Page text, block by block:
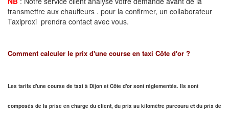
transmettre aux chauffeurs . pour la confirmer, un collaborateur
Taxiproxi prendra contact avec vous.
Comment calculer le prix d'une course en taxi Côte d'or ?
Les tarifs d'une course de taxi à Dijon et Côte d'or sont réglementés. Ils sont
composés de la prise en charge du client, du prix au kilomètre parcouru et du prix de